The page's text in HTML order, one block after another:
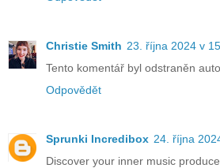
Christie Smith 23. října 2024 v
Tento komentář byl odstraněn
Odpovědět
Sprunki Incredibox 24. října
Discover your inner music